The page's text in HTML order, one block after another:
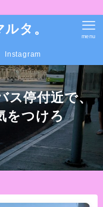
タ。 menu
Instagram
ス停付近で、
をつけろ